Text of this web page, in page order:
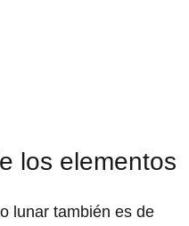
los elementos
lunar también es de